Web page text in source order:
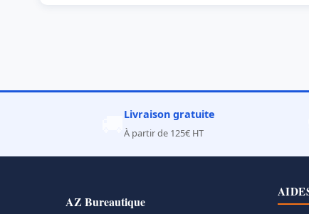
Livraison gratuite
À partir de 125€ HT
AZ Bureautique